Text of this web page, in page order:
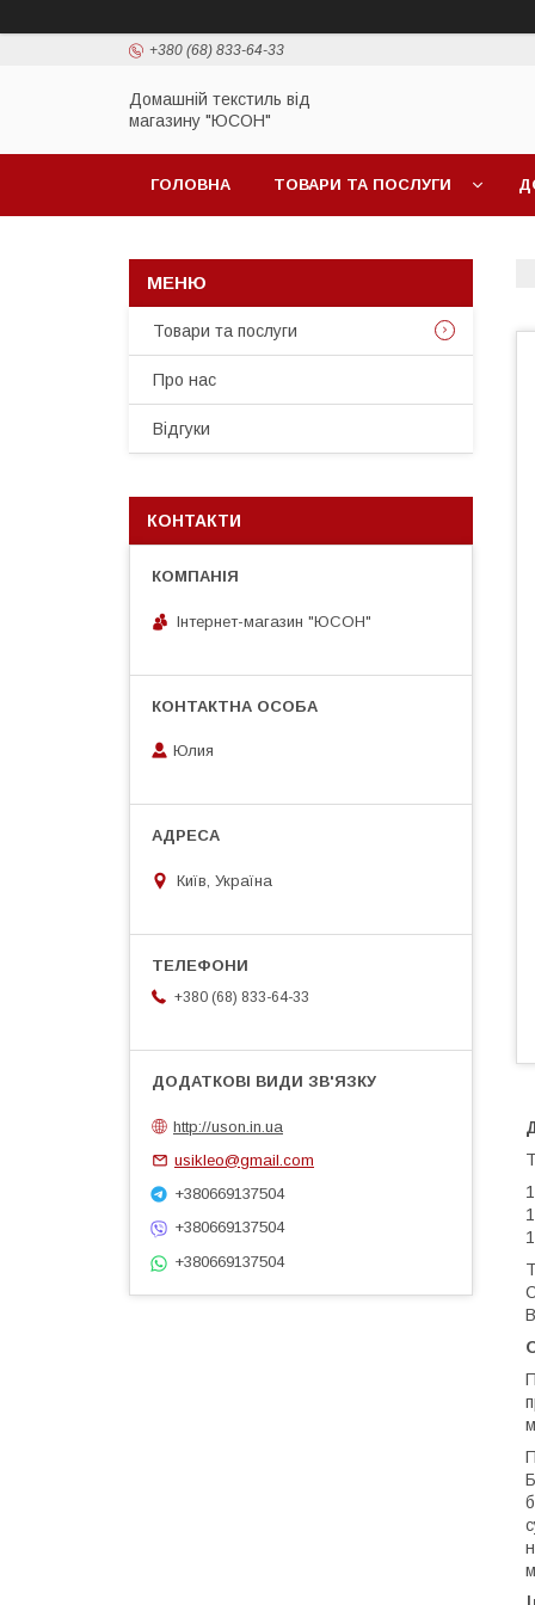
+380 (68) 833-64-33
Домашній текстиль від
магазину "ЮСОН"
ГОЛОВНА ТОВАРИ ТА ПОСЛУГИ
Товари та послуги
Про нас
Вiдгуки
КОНТАКТИ
Інтернет-магазин "ЮСОН"
Юлия
Київ, Україна
+380 (68) 833-64-33
http://uson.in.ua
usikleo@gmail.com
+380669137504
+380669137504
+380669137504